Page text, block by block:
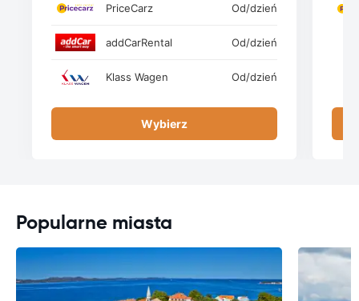
PriceCarz Od/dzień
addCarRental Od/dzień
Klass Wagen Od/dzień
Wybierz
Popularne miasta